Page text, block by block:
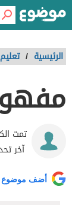
الرئيسية / تعليم
تمت
آخر
أضف